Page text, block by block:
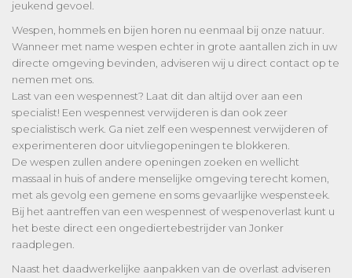
jeukend gevoel.
Wespen, hommels en bijen horen nu eenmaal bij onze natuur.
Wanneer met name wespen echter in grote aantallen zich in uw
directe omgeving bevinden, adviseren wij u direct contact op te
nemen met ons.
Last van een wespennest? Laat dit dan altijd over aan een
specialist! Een wespennest verwijderen is dan ook zeer
specialistisch werk. Ga niet zelf een wespennest verwijderen of
experimenteren door uitvliegopeningen te blokkeren.
De wespen zullen andere openingen zoeken en wellicht
massaal in huis of andere menselijke omgeving terecht komen,
met als gevolg een gemene en soms gevaarlijke wespensteek.
Bij het aantreffen van een wespennest of wespenoverlast kunt u
het beste direct een ongediertebestrijder van Jonker
raadplegen.
Naast het daadwerkelijke aanpakken van de overlast adviseren